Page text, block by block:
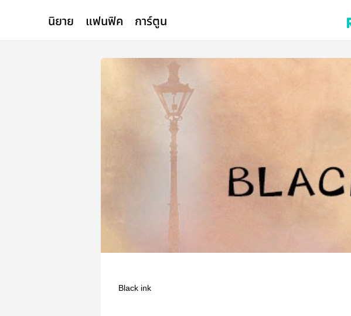
นิยาย แฟนฟิค การ์ตูน
Black ink